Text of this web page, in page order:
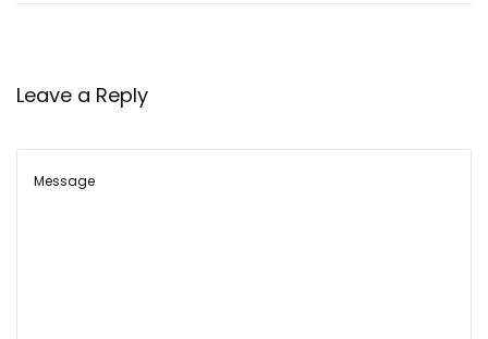
पा
Leave a Reply